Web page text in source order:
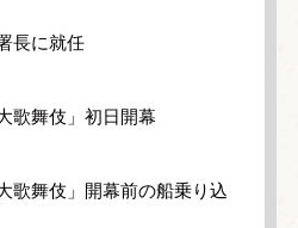
長に就任
歌舞伎」初日開幕
歌舞伎」開幕前の船乗り込